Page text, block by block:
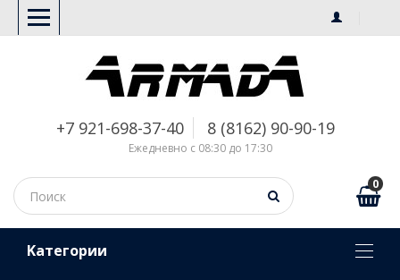
+7 921-698-37-40 8 (8162) 90-90-19
Ежедневно с 08:30 до 17:30
0
Kатегории